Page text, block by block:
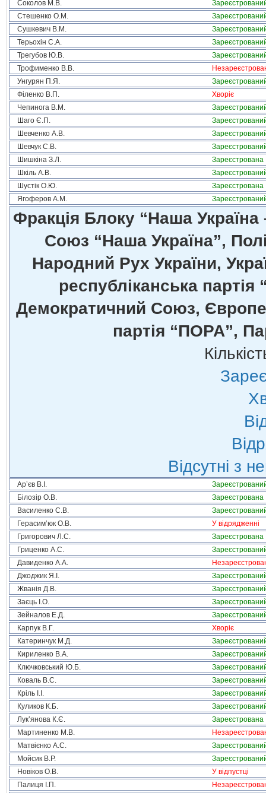
Соколов М.В.
Стешенко О.М.
Сушкевич В.М.
Терьохін С.А.
Трегубов Ю.В.
Трофименко В.В.
Унгурян П.Я.
Філенко В.П.
Хворіє
Чепинога В.М.
Шаго Є.П.
Шевченко А.В.
Шевчук С.В.
Шишкіна З.Л.
Зареєстрована
Шкіль А.В.
Шустік О.Ю.
Зареєстрована
Ягоферов А.М.
Фракція Блоку “Наша
Союз “Наша Україна”,
Народний Рух України,
республіканська
Демократичний Союз,
партія “ПОРА”,
Відсутні з
Ар’єв В.І.
Білозір О.В.
Зареєстрована
Василенко С.В.
Герасим’юк О.В.
У відрядженні
Григорович Л.С.
Зареєстрована
Гриценко А.С.
Давиденко А.А.
Джоджик Я.І.
Жванія Д.В.
Заєць І.О.
Зейналов Е.Д.
Карпук В.Г.
Хворіє
Катеринчук М.Д.
Кириленко В.А.
Ключковський Ю.Б.
Коваль В.С.
Кріль І.І.
Куликов К.Б.
Лук’янова К.Є.
Зареєстрована
Мартиненко М.В.
Матвієнко А.С.
Мойсик В.Р.
Новіков О.В.
У відпустці
Палиця І.П.